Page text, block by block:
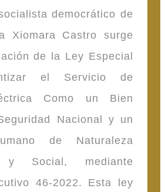
democrático de
Xiomara Castro surge
de la Ley Especial
el Servicio de
Como un Bien
Nacional y un
de Naturaleza
y Social, mediante
46-2022. Esta ley